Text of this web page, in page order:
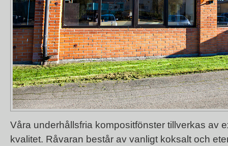
Våra underhållsfria kompositfönster tillverkas av
kvalitet. Råvaran består av vanligt koksalt och